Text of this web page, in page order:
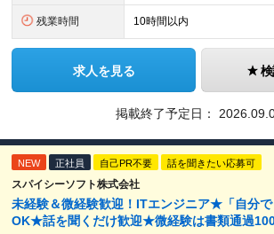
残業時間 10時間以内
求人を見る
掲載終了予定日：
NEW 正社員 自己PR不要 話を聞きたい応募可
スパイシーソフト株式会社
未経験＆微経験歓迎！ITエンジニア★「自分
OK★話を聞くだけ歓迎★微経験は書類通過